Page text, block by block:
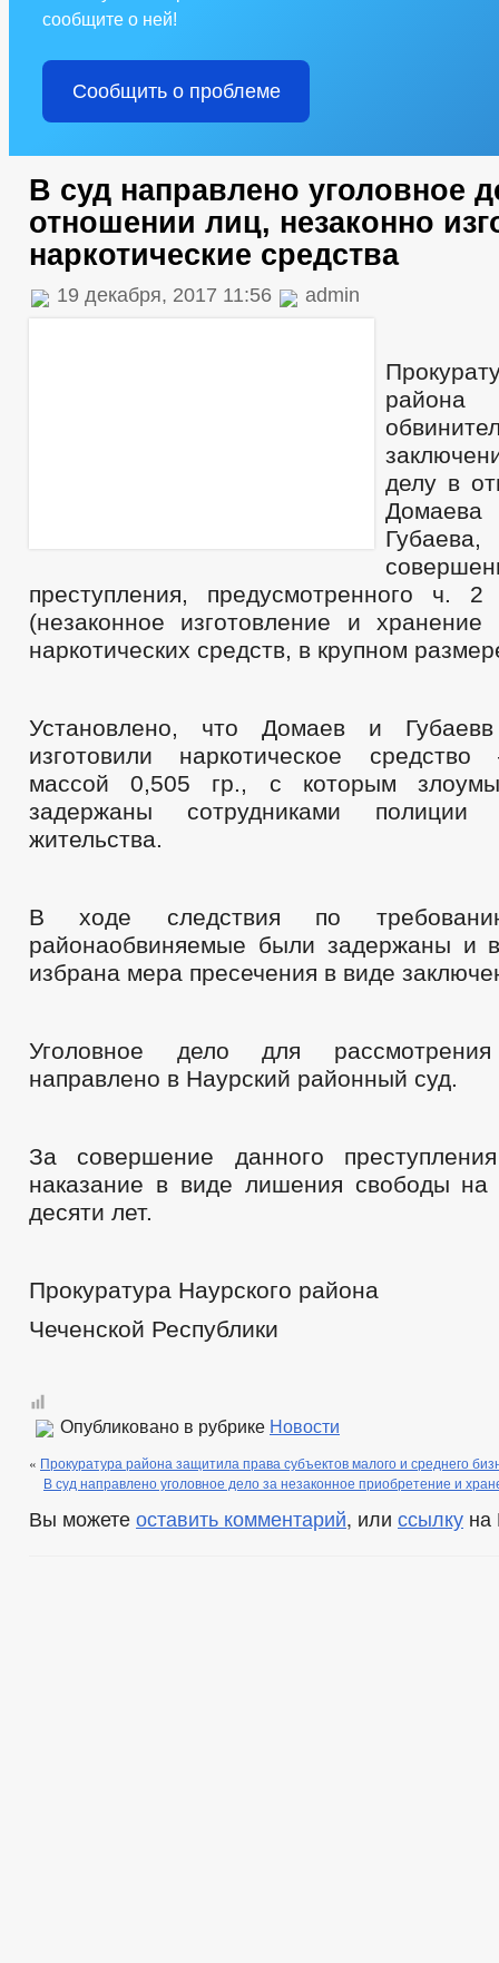
сообщите о ней!
Сообщить о проблеме
В суд направлено уголовное
отношении лиц, незаконно
наркотические средства
19 декабря, 2017 11:56 admin
делу в
преступления, предусмотренного
(незаконное изготовление и
наркотических средств, в крупном
Установлено, что Домаев и
изготовили наркотическое
массой 0,505 гр., с которым
задержаны сотрудниками
жительства.
В ходе следствия по
районаобвиняемые были задержаны и
избрана мера пресечения в виде
Уголовное дело для
направлено в Наурский районный суд.
За совершение данного
наказание в виде лишения свободы на
десяти лет.
Прокуратура Наурского района
Чеченской Республики
Опубликовано в рубрике Новости
« Прокуратура района защитила права субъектов малого и среднего
В суд направлено уголовное дело за незаконное приобретение и
Вы можете оставить комментарий, или ссылку на